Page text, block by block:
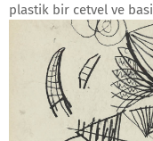
plastik bir cetvel ve